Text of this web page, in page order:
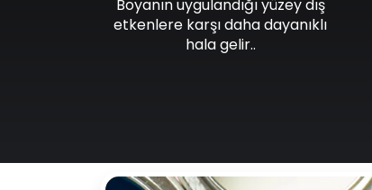
Boyanın uygulandığı yüzey dış
etkenlere karşı daha dayanıklı
hala gelir..